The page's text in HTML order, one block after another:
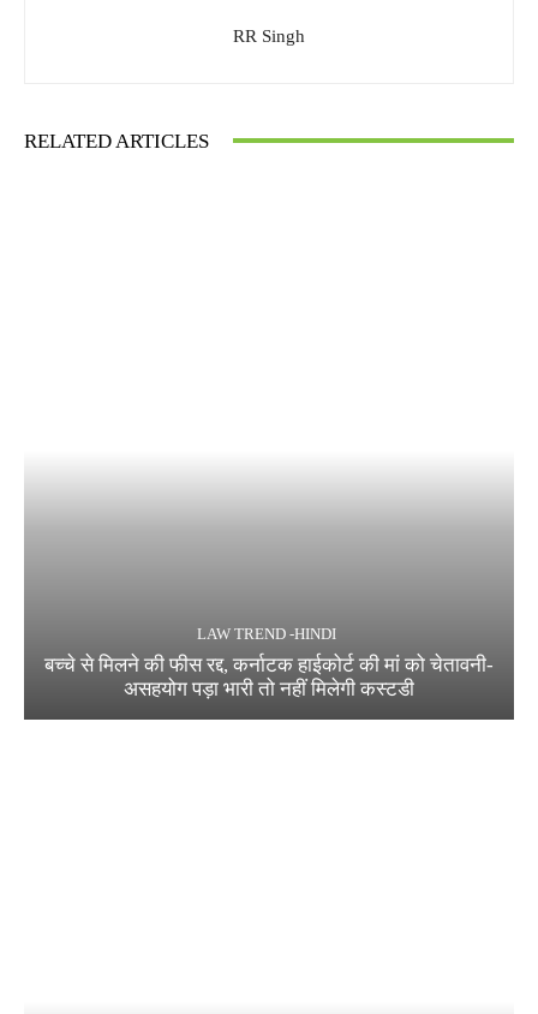
RR Singh
RELATED ARTICLES
LAW TREND -HINDI
बच्चे से मिलने की फीस रद्द, कर्नाटक हाईकोर्ट की मां को चेतावनी-
असहयोग पड़ा भारी तो नहीं मिलेगी कस्टडी